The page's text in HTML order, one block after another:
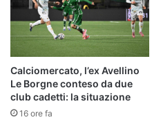
Calciomercato, l’ex Avellino
Le Borgne conteso da due
club cadetti: la situazione
16 ore fa